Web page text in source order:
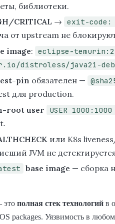
библиотеки.
CRITICAL → exit-code:
от upstream не
image: eclipse-
distroless/java21-
pin обязателен —
для production.
root user
USER 1000:1000
или K8s
JVM не
base image — сборка
это полная стек технологий в
packages. Уязвимость в